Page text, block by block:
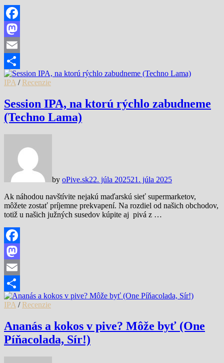
Facebook
Mastodon
Email
Share
IPA / Recenzie
Session IPA, na ktorú rýchlo zabudneme
(Techno Lama)
by oPive.sk22. júla 202521. júla 2025
Ak náhodou navštívite nejakú maďarskú sieť supermarketov,
môžete zostať príjemne prekvapení. Na rozdiel od našich obchodov,
totiž u našich južných susedov kúpite aj pivá z …
Facebook
Mastodon
Email
Share
IPA / Recenzie
Ananás a kokos v pive? Môže byť (One
Píňacolada, Sír!)